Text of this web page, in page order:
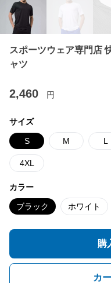
スポーツウェア専門店
ャツ
2,460 円
サイズ
S M L
4XL
カラー
ブラック ホワイト
購
カ